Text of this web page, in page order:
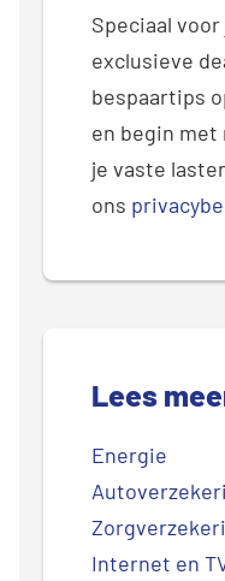
Speciaal
exclusieve
bespaartips
en begin met
je vaste
ons
Lees
Energie
Internet en